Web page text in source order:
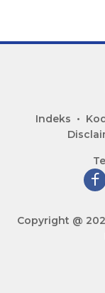
Indeks
Copyright @